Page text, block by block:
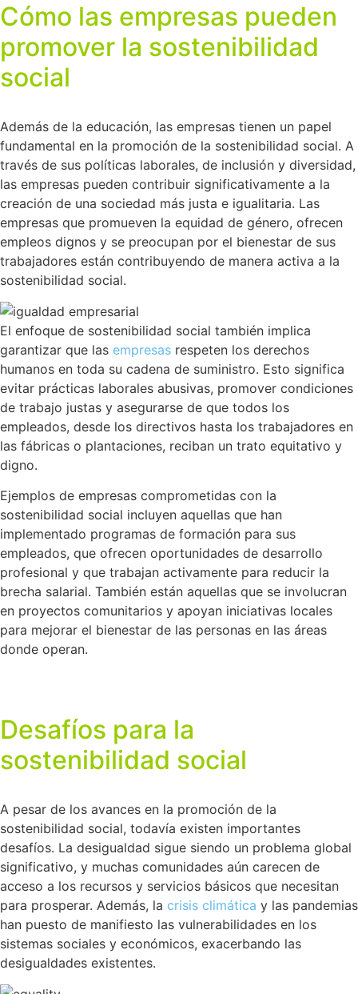
Cómo las empresas pueden
promover la sostenibilidad
social
Además de la educación, las empresas tienen un papel
fundamental en la promoción de la sostenibilidad social. A
través de sus políticas laborales, de inclusión y diversidad,
las empresas pueden contribuir significativamente a la
creación de una sociedad más justa e igualitaria. Las
empresas que promueven la equidad de género, ofrecen
empleos dignos y se preocupan por el bienestar de sus
trabajadores están contribuyendo de manera activa a la
sostenibilidad social.
El enfoque de sostenibilidad social también implica
garantizar que las empresas respeten los derechos
humanos en toda su cadena de suministro. Esto significa
evitar prácticas laborales abusivas, promover condiciones
de trabajo justas y asegurarse de que todos los
empleados, desde los directivos hasta los trabajadores en
las fábricas o plantaciones, reciban un trato equitativo y
digno.
Ejemplos de empresas comprometidas con la
sostenibilidad social incluyen aquellas que han
implementado programas de formación para sus
empleados, que ofrecen oportunidades de desarrollo
profesional y que trabajan activamente para reducir la
brecha salarial. También están aquellas que se involucran
en proyectos comunitarios y apoyan iniciativas locales
para mejorar el bienestar de las personas en las áreas
donde operan.
Desafíos para la
sostenibilidad social
A pesar de los avances en la promoción de la
sostenibilidad social, todavía existen importantes
desafíos. La desigualdad sigue siendo un problema global
significativo, y muchas comunidades aún carecen de
acceso a los recursos y servicios básicos que necesitan
para prosperar. Además, la crisis climática y las pandemias
han puesto de manifiesto las vulnerabilidades en los
sistemas sociales y económicos, exacerbando las
desigualdades existentes.